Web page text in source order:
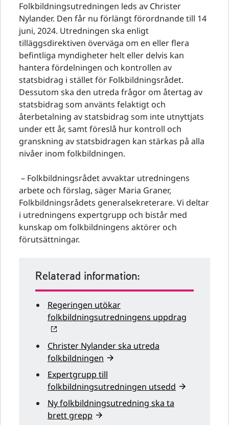
Folkbildningsutredningen leds av Christer
Nylander. Den får nu förlängt förordnande till 14
juni, 2024. Utredningen ska enligt
tilläggsdirektiven överväga om en eller flera
befintliga myndigheter helt eller delvis kan
hantera fördelningen och kontrollen av
statsbidrag i stället för Folkbildningsrådet.
Dessutom ska den utreda frågor om återtag av
statsbidrag som använts felaktigt och
återbetalning av statsbidrag som inte utnyttjats
under ett år, samt föreslå hur kontroll och
granskning av statsbidragen kan stärkas på alla
nivåer inom folkbildningen.
– Folkbildningsrådet avvaktar utredningens
arbete och förslag, säger Maria Graner,
Folkbildningsrådets generalsekreterare. Vi deltar
i utredningens expertgrupp och bistår med
kunskap om folkbildningens aktörer och
förutsättningar.
Relaterad information:
Regeringen utökar
folkbildningsutredningens uppdrag
Christer Nylander ska utreda
folkbildningen
Expertgrupp till
folkbildningsutredningen utsedd
Ny folkbildningsutredning ska ta
brett grepp